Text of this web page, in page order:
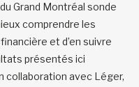
Grand Montréal sonde
comprendre les
et d’en suivre
présentés ici
collaboration avec Léger,